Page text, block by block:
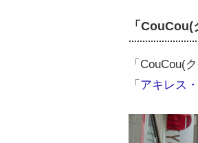
「 CouCou(
「CouCou(
「 アキレス